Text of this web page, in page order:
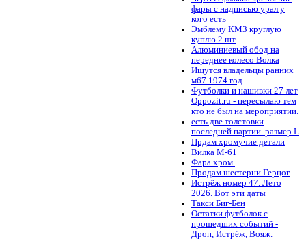
фары с надписью урал у
кого есть
Эмблему КМЗ круглую
куплю 2 шт
Алюминиевый обод на
переднее колесо Волка
Ищутся владельцы ранних
м67 1974 год
Футболки и нашивки 27 лет
Oppozit.ru - пересылаю тем
кто не был на мероприятии.
есть две толстовки
последней партии. размер L
Прдам хромучие детали
Вилка М-61
Фара хром.
Продам шестерни Герцог
Истрёж номер 47. Лето
2026. Вот эти даты
Такси Биг-Бен
Остатки футболок с
прошедших событий -
Дроп, Истрёж, Вояж.